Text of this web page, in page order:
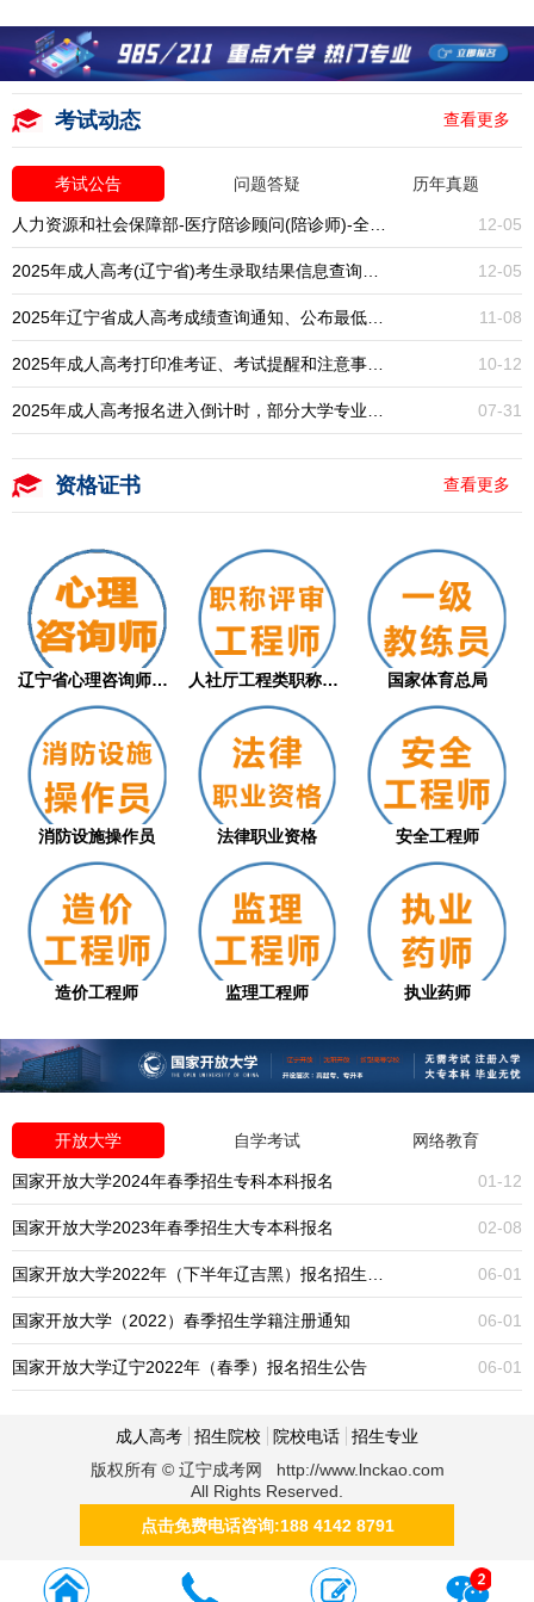
考试动态 查看更多
考试公告 问题答疑 历年真题
12-05
12-05
11-08
10-12
07-31
资格证书 查看更多
辽宁省心理咨询师职业技能等级评价证书（从... 人社厅工程类职称评审 国家体育总局
消防设施操作员 法律职业资格 安全工程师
造价工程师 监理工程师 执业药师
开放大学 自学考试 网络教育
01-12
国家开放大学2024年春季招生专科本科报名
02-08
国家开放大学2023年春季招生大专本科报名
06-01
06-01
国家开放大学（2022）春季招生学籍注册通知
06-01
国家开放大学辽宁2022年（春季）报名招生公告
成人高考 招生院校 院校电话
招生专业
版权所有 © 辽宁成考网 http://www.lnckao.com
All Rights Reserved.
点击免费电话咨询:188 4142 8791